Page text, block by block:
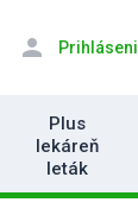
person
Plus
lekáreň
leták